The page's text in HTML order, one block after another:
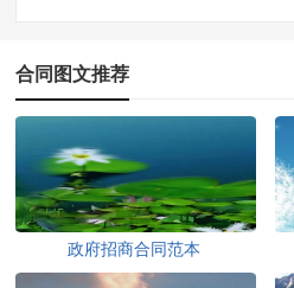
合同图文推荐
政府招商合同范本